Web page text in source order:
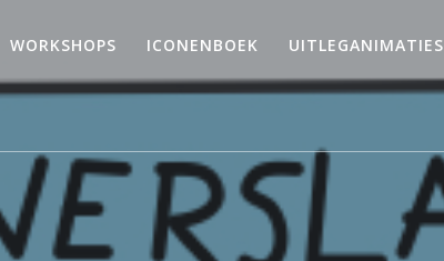
WORKSHOPS ICONENBOEK UITLEGANIMATIES